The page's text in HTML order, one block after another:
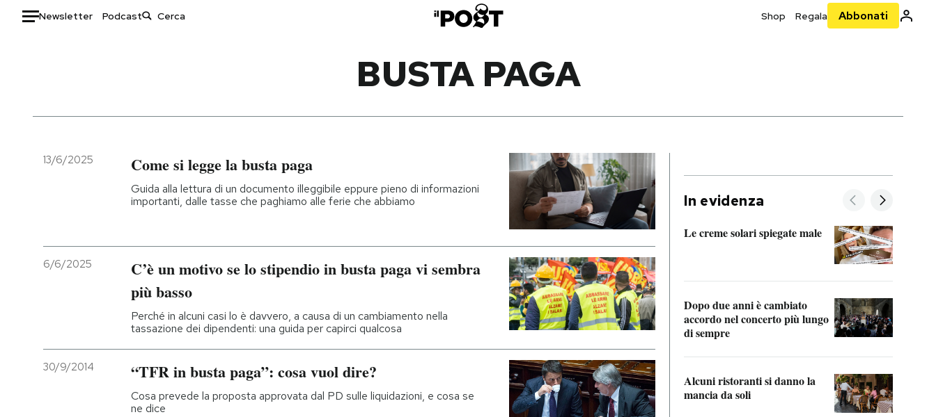
Newsletter Podcast Shop Regala Abbonati
Italia
Politica
Moda
Storie/Idee
Ok Boomer!
Mondiali calcio 2026
BUSTA PAGA
13/6/2025 Come si legge la busta paga
Guida alla lettura di un documento illeggibile eppure pieno di informazioni
importanti, dalle tasse che paghiamo alle ferie che abbiamo
6/6/2025
C’è un motivo se lo stipendio in busta paga vi sembra
più basso
Perché in alcuni casi lo è davvero, a causa di un cambiamento nella
tassazione dei dipendenti: una guida per capirci qualcosa
30/9/2014 “TFR in busta paga”: cosa vuol dire?
Cosa prevede la proposta approvata dal PD sulle liquidazioni, e cosa se
ne dice
In evidenza
Le creme solari spiegate male
Dopo due anni è cambiato
accordo nel concerto più lungo
di sempre
Alcuni ristoranti si danno la
mancia da soli